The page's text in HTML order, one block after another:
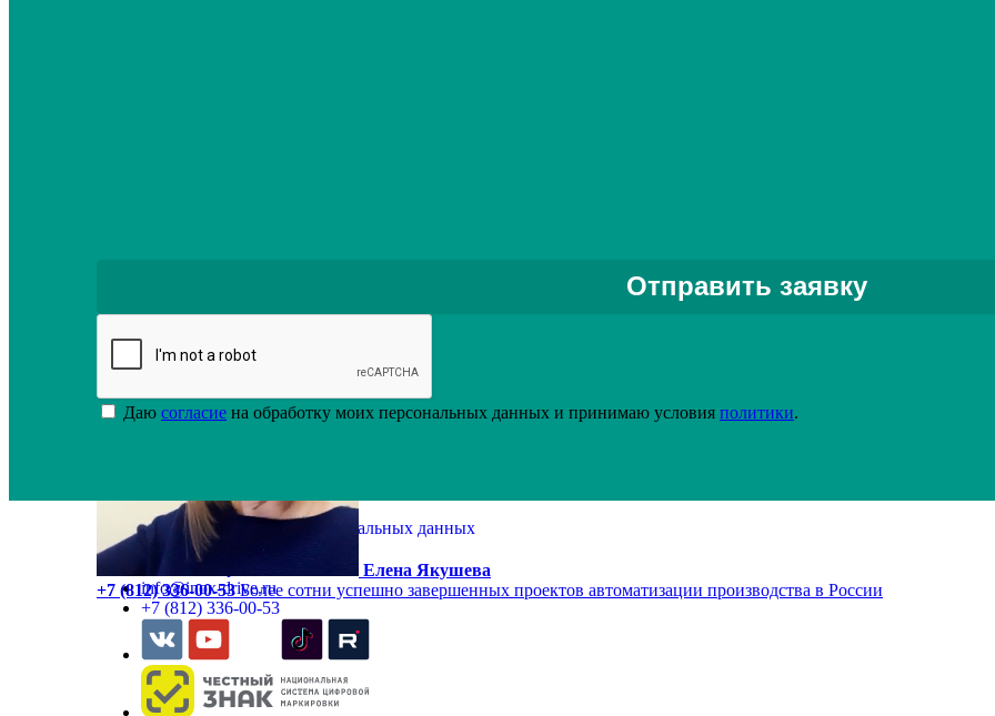
Задать вопрос специалисту
Елена Якушева
+7 (812) 336-00-53Более сотни успешно завершенных проектов автоматизации производства в России
Даю согласие на обработку моих персональных данных и принимаю условия политики.
Политика обработки персональных данных
Оставить заявку
Заказать обратный звонок
info@inox-drive.ru
+7 (812) 336-00-53